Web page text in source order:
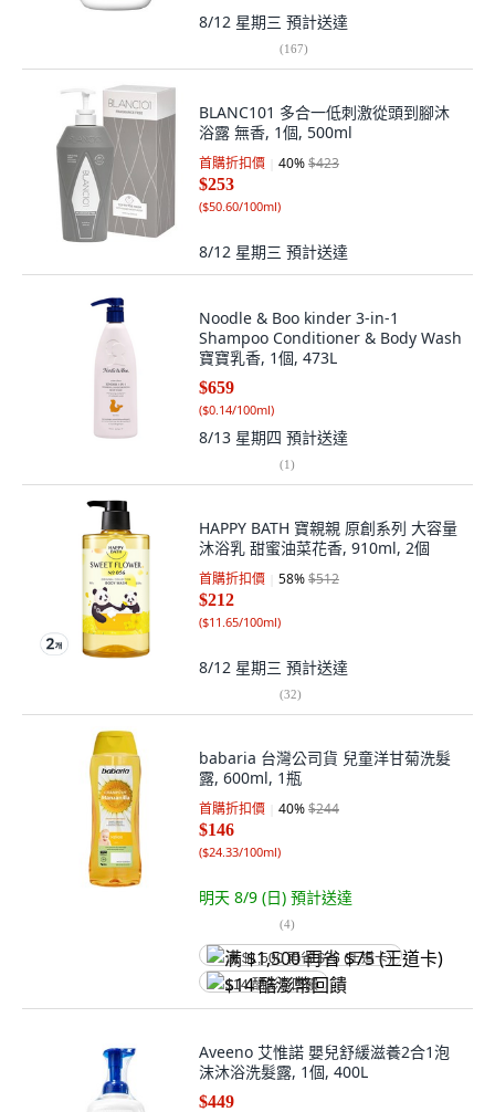
8/12 星期三 預計送達
(167)
BLANC101 多合一低刺激從頭到腳沐
浴露 無香, 1個, 500ml
首購折扣價 40%$423
$253
($50.60/100ml)
8/12 星期三 預計送達
Noodle & Boo kinder 3-in-1
Shampoo Conditioner & Body Wash
寶寶乳香, 1個, 473L
$659
($0.14/100ml)
8/13 星期四 預計送達
(1)
HAPPY BATH 寶親親 原創系列 大容量
沐浴乳 甜蜜油菜花香, 910ml, 2個
首購折扣價 58%$512
$212
($11.65/100ml)
8/12 星期三 預計送達
(32)
babaria 台灣公司貨 兒童洋甘菊洗髮
露, 600ml, 1瓶
首購折扣價 40%$244
$146
($24.33/100ml)
明天 8/9 (日) 預計送達
(4)
满 $1,500 再省 $75 (王道卡)
$14 酷澎幣回饋
Aveeno 艾惟諾 嬰兒舒緩滋養2合1泡
沫沐浴洗髮露, 1個, 400L
$449